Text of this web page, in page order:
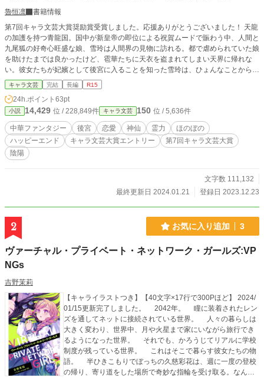
魯恒凛
書籍情報
第7回キャラ文芸大賞奨励賞受賞しました。応援ありがとうございました！ 天龍
の加護を持つ青龍国。国中が新皇帝の即位による祝賀ムードで賑わう中、人間と
九尾狐の好奇心旺盛な娘、雪玲は人間界の見物に訪れる。都で虐められていた娘
を助けたまでは良かったけど、雹華たちに天衣を盗まれてしまい天界に帰れな
い。彼女たちが妃嬪として後宮に入ることを知った雪玲は、ひょんなことから潘
家の娘の身代わりとして後宮入りに名乗りを上げ、天衣を取り返すことに。 天
真爛漫な雪玲は後宮で事件を起こしたり巻き込まれたり一躍注目の的。挙句の果
てには誰の下へもお渡りがないと言われる皇帝にも気に入られる始末。だけど、
顔に怪我をし仮面を被る彼にも何か秘密があるようで……。 果たして雪玲は天
衣を無事に取り戻し、当初の思惑通り後宮から脱出できるのか！？ えんはいな
ものあじなもの……男女の縁というものはどこでどう結ばれるのか、まことに不
思議なものである
キャラ文芸 完結 長編 R15
24h.ポイント 63pt
小説 14,429 位 / 228,849件 キャラ文芸 150 位 / 5,636件
中華ファンタジー 後宮 恋愛 神仙 霊力
ほのぼの
ハッピーエンド
キャラ文芸大賞エントリー
第7回キャラ文芸大賞
陰陽
文字数 111,132
最終更新日 2024.01.21
登録日 2023.12.23
2 お気に入り追加 3
ヴァーチャル・プライベート・ネットワーク・ガールズ:VP
NGs
吉野茉莉
【キャライラストつき】【40文字×17行で300Pほど】 2024/
01/15更新完了しました。 2042年。 瞳に装着されたレン
ズを通してネットに接続されている世界。 人々の暮らしは
大きく変わり、世界中、月や火星まで家にいながら旅行でき
るようになった世界。 それでも、かろうじてリアルに学校
制度が残っている世界。 これはそこで暮らす彼女たちの物
語。 半ひきこもりでぼっちの久慈彩花は、週に一度の登校
の帰り、寄り道をした場所で奇妙な指輪を受け取る。なんの